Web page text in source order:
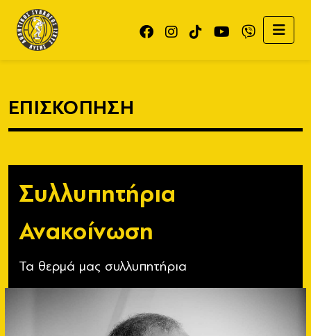
ΕΠΙΣΚΟΠΗΣΗ
Συλλυπητήρια
Ανακοίνωση
Τα θερμά μας συλλυπητήρια